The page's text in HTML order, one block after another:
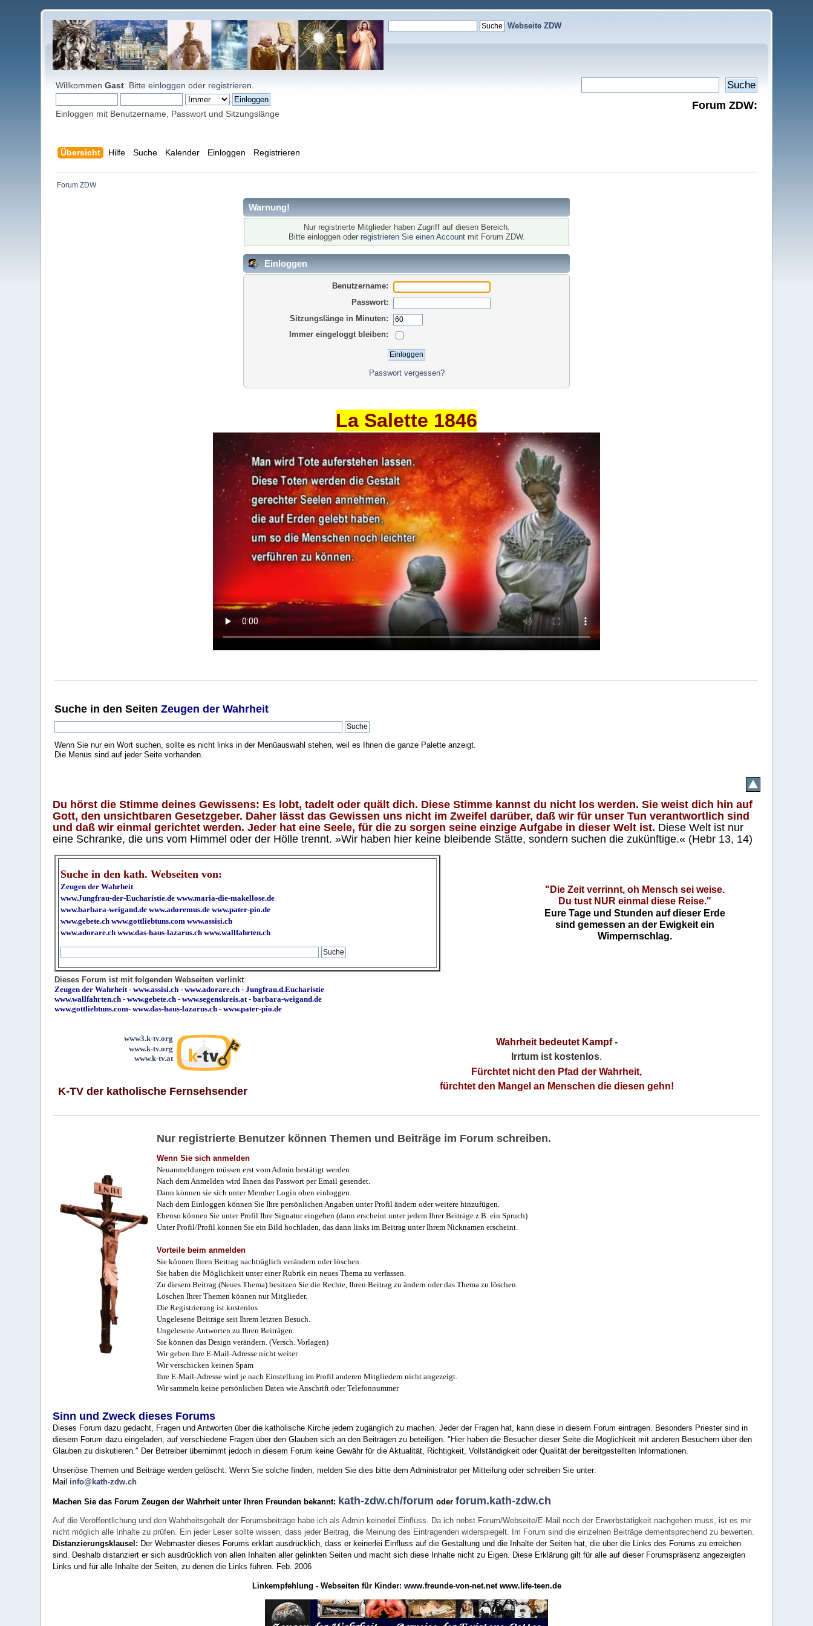
Webseite ZDW
WillkommenGast . Bitteeinloggen oder registrieren
Einloggen mit Benutzername, Passwort und Sitzungslänge
Forum ZDW:
Übersicht Hilfe Suche Kalender Einloggen Registrieren
Forum ZDW
Warnung!
Nur registrierte Mitglieder haben Zugriff auf diesen Bereich.
Bitte einloggen oder registrieren Sie einen Accountmit Forum ZDW.
Einloggen
Benutzername:
Passwort:
Sitzungslänge in Minuten:
Immer eingeloggt bleiben:
Passwort vergessen?
La Salette 1846
Suche in den SeitenZeugen der Wahrheit
Wenn Sie nur ein Wort suchen, sollte es nicht links in der Menüauswahl stehen, weil es Ihnen die ganze Palette anzeigt.
Die Menüs sind auf jeder Seite vorhanden..
Du hörst die Stimme deines Gewissens: Es lobt, tadelt oder quält dich. Diese Stimme kannst du nicht los werden. Sie weist dich hin auf
Gott, den unsichtbaren Gesetzgeber. Daher lässt das Gewissen uns nicht im Zweifel darüber, daß wir für unser Tun verantwortlich sind
und daß wir einmal gerichtet werden. Jeder hat eine Seele, für die zu sorgen seine einzige Aufgabe in dieser Welt ist. Diese Welt ist nur
eine Schranke, die uns vom Himmel oder der Hölle trennt. »Wir haben hier keine bleibende Stätte, sondern suchen die zukünftige.« (Hebr 13, 14)
Suche in den kath. Webseiten von:
Zeugen der Wahrheit
www.Jungfrau-der-Eucharistie.de www.maria-die-makellose.de
www.barbara-weigand.de www.adoremus.de www.pater-pio.de
www.gebete.ch www.gottliebtuns.com www.assisi.ch
www.adorare.ch www.das-haus-lazarus.ch www.wallfahrten.ch
"Die Zeit verrinnt, oh Mensch sei weise.
Du tust NUR einmal diese Reise."
Eure Tage und Stunden auf dieser Erde
sind gemessen an der Ewigkeit ein
Wimpernschlag.
Dieses Forum ist mit folgenden Webseiten verlinkt
Zeugen der Wahrheit-www.assisi.ch -www.adorare.ch -Jungfrau.d.Eucharistie
www.wallfahrten.ch -www.gebete.ch -www.segenskreis.at-barbara-weigand.de
www.gottliebtuns.com-www.das-haus-lazarus.ch - www.pater-pio.de
www3.k-tv.org
www.k-tv.org
www.k-tv.at
K-TV der katholische Fernsehsender
Wahrheit bedeutet Kampf-
Irrtum ist kostenlos.
Fürchtet nicht den Pfad der Wahrheit,
fürchtet den Mangel an Menschen die diesen gehn!
Nur registrierte Benutzer können Themen und Beiträge im Forum schreiben.
Wenn Sie sich anmelden
Neuanmeldungen müssen erst vom Admin bestätigt werden
Nach dem Anmelden wird Ihnen das Passwort per Email gesendet.
Dann können sie sich unter Member Login oben einloggen.
Nach dem Einloggen können Sie Ihre persönlichen Angaben unter Profil ändern oder weitere hinzufügen.
Ebenso können Sie unter Profil Ihre Signatur eingeben (dann erscheint unter jedem Ihrer Beiträge z.B. ein Spruch)
Unter Profil/Profil können Sie ein Bild hochladen, das dann links im Beitrag unter Ihrem Nicknamen erscheint.
Vorteile beim anmelden
Sie können Ihren Beitrag nachträglich verändern oder löschen.
Sie haben die Möglichkeit unter einer Rubrik ein neues Thema zu verfassen.
Zu diesem Beitrag (Neues Thema) besitzen Sie die Rechte, Ihren Beitrag zu ändern oder das Thema zu löschen.
Löschen Ihrer Themen können nur Mitglieder.
Die Registrierung ist kostenlos
Ungelesene Beiträge seit Ihrem letzten Besuch.
Ungelesene Antworten zu Ihren Beiträgen.
Sie können das Design verändern. (Versch. Vorlagen)
Wir geben Ihre E-Mail-Adresse nicht weiter
Wir verschicken keinen Spam
Ihre E-Mail-Adresse wird je nach Einstellung im Profil anderen Mitgliedern nicht angezeigt.
Wir sammeln keine persönlichen Daten wie Anschrift oder Telefonnummer
Sinn und Zweck dieses Forums
Dieses Forum dazu gedacht, Fragen und Antworten über die katholische Kirche jedem zugänglich zu machen. Jeder der Fragen hat, kann diese in diesem Forum eintragen. Besonders Priester sind in
diesem Forum dazu eingeladen, auf verschiedene Fragen über den Glauben sich an den Beiträgen zu beteiligen. "Hier haben die Besucher dieser Seite die Möglichkeit mit anderen Besuchern über den
Glauben zu diskutieren." Der Betreiber übernimmt jedoch in diesem Forum keine Gewähr für die Aktualität, Richtigkeit, Vollständigkeit oder Qualität der bereitgestellten Informationen.
Unseriöse Themen und Beiträge werden gelöscht. Wenn Sie solche finden, melden Sie dies bitte dem Administrator per Mitteilung oder schreiben Sie unter:
Mail info@kath-zdw.ch
Machen Sie das Forum Zeugen der Wahrheit unter Ihren Freunden bekannt: kath-zdw.ch/forum oderforum.kath-zdw.ch
Auf die Veröffentlichung und den Wahrheitsgehalt der Forumsbeiträge habe ich als Admin keinerlei Einfluss. Da ich nebst Forum/Webseite/E-Mail noch der Erwerbstätigkeit nachgehen muss, ist es mir
nicht möglich alle Inhalte zu prüfen. Ein jeder Leser sollte wissen, dass jeder Beitrag, die Meinung des Eintragenden widerspiegelt. Im Forum sind die einzelnen Beiträge dementsprechend zu bewerten.
Distanzierungsklausel: Der Webmaster dieses Forums erklärt ausdrücklich, dass er keinerlei Einfluss auf die Gestaltung und die Inhalte der Seiten hat, die über die Links des Forums zu erreichen
sind. Deshalb distanziert er sich ausdrücklich von allen Inhalten aller gelinkten Seiten und macht sich diese Inhalte nicht zu Eigen. Diese Erklärung gilt für alle auf dieser Forumspräsenz angezeigten
Links und für alle Inhalte der Seiten, zu denen die Links führen. Feb. 2006
Linkempfehlung - Webseiten für Kinder: www.freunde-von-net.net www.life-teen.de